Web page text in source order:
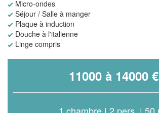
Micro-ondes
Séjour / Salle à manger
Plaque à induction
Douche à l'italienne
Linge compris
11000 à 14000 €